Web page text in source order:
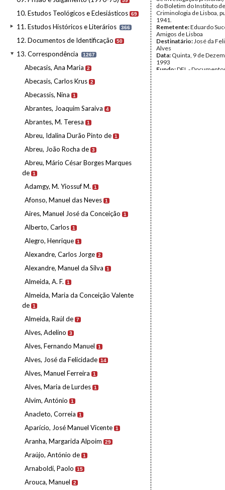
10. Estudos Teológicos e Eclesiásticos 69
11. Estudos Históricos e Literários 366
12. Documentos de Identificação 50
13. Correspondência 1267
Abecasis, Ana Maria 2
Abecasis, Carlos Krus 2
Abecassis, Nina 1
Abrantes, Joaquim Saraiva 4
Abrantes, M. Teresa 1
Abreu, Idalina Durão Pinto de 1
Abreu, João Rocha de 3
Abreu, Mário César Borges Marques
de 1
Adamgy, M. Yiossuf M. 1
Afonso, Manuel das Neves 1
Aires, Manuel José da Conceição 1
Alberto, Carlos 1
Alegro, Henrique 1
Alexandre, Carlos Jorge 2
Alexandre, Manuel da Silva 1
Almeida, A. F. 1
Almeida, Maria da Conceição Valente
de 1
Almeida, Raúl de 7
Alves, Adelino 3
Alves, Fernando Manuel 1
Alves, José da Felicidade 14
Alves, Manuel Ferreira 1
Alves, Maria de Lurdes 1
Alvim, António 1
Anacleto, Correia 1
Aparício, José Manuel Vicente 1
Aranha, Margarida Alpoim 29
Araújo, António de 1
Arnaboldi, Paolo 15
Arouca, Manuel 2
do Boletim do Instituto de
Criminologia de Lisboa,
1941.
Remetente:Eduardo
Amigos de Lisboa
Destinatário:José da
Alves
Data: Quinta, 9 de
1993
Fundo:DFL -